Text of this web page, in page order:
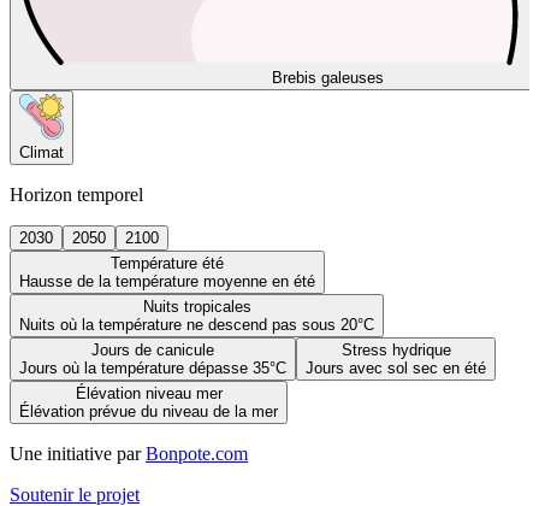
Brebis galeuses
Climat
Horizon temporel
2030 2050
2100
Température été
Hausse de la température moyenne en été
Nuits tropicales
Nuits où la température ne descend pas sous 20°C
Jours de canicule
Jours où la température dépasse 35°C
Stress hydrique
Jours avec sol sec en été
Élévation niveau mer
Élévation prévue du niveau de la mer
Une initiative par Bonpote.com
Soutenir le projet